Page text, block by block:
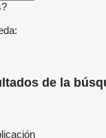
de la